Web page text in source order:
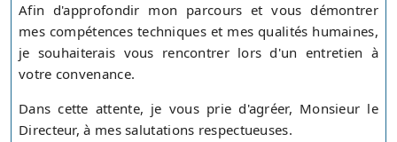
Afin d'approfondir mon parcours et vous démontrer
mes compétences techniques et mes qualités humaines,
je souhaiterais vous rencontrer lors d'un entretien à
votre convenance.
Dans cette attente, je vous prie d'agréer, Monsieur le
Directeur, à mes salutations respectueuses.